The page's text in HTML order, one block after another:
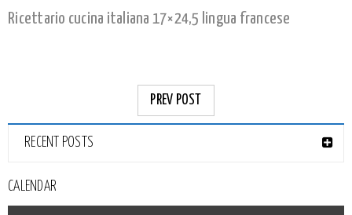
Ricettario cucina italiana 17×24,5 lingua francese
PREV POST
RECENT POSTS
CALENDAR